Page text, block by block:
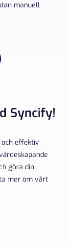
manuell
Syncify!
effektiv
göra din
mer om vårt